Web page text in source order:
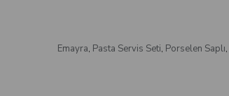
Emayra, Pasta Servis Seti, Porselen Saplı,